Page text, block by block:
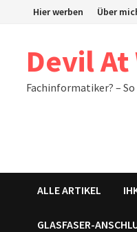
Hier werben Über
Devil
Fachinformatiker? –
ALLE ARTIKEL
GLASFASER-